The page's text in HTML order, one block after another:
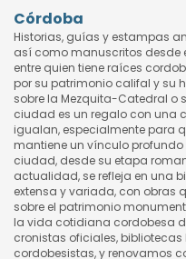
Córdoba
Historias, guías y estampas
así como manuscritos desde
entre quien tiene raíces
por su patrimonio califal y su
sobre la Mezquita-Catedral o
ciudad es un regalo con una
igualan, especialmente para
mantiene un vínculo
ciudad, desde su etapa
actualidad, se refleja en una
extensa y variada, con obras
sobre el patrimonio
la vida cotidiana cordobesa
cronistas oficiales,
cordobesistas, y renovamos